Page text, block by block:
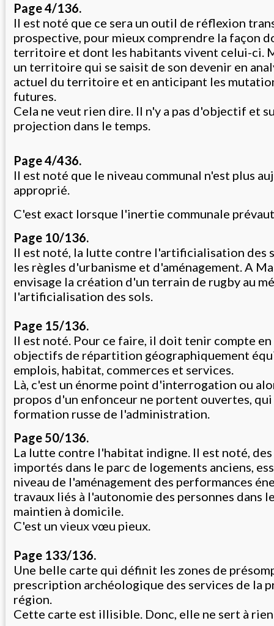
Page 4/136.
Il est noté que ce sera un outil de réflexion
prospective, pour mieux comprendre la façon
territoire et dont les habitants vivent celui-ci.
un territoire qui se saisit de son devenir en
actuel du territoire et en anticipant les
futures.
Cela ne veut rien dire. Il n'y a pas d'objectif et
projection dans le temps.
Page 4/436.
Il est noté que le niveau communal n'est plus
approprié.
C'est exact lorsque l'inertie communale
Page 10/136.
Il est noté, la lutte contre l'artificialisation des
les règles d'urbanisme et d'aménagement. A
envisage la création d'un terrain de rugby au
l'artificialisation des sols.
Page 15/136.
Il est noté. Pour ce faire, il doit tenir compte
objectifs de répartition géographiquement
emplois, habitat, commerces et services.
Là, c'est un énorme point d'interrogation ou
propos d'un enfonceur ne portent ouvertes, qui
formation russe de l'administration.
Page 50/136.
La lutte contre l'habitat indigne. Il est noté,
importés dans le parc de logements anciens,
niveau de l'aménagement des performances
travaux liés à l'autonomie des personnes dans
maintien à domicile.
C'est un vieux vœu pieux.
Page 133/136.
Une belle carte qui définit les zones de
prescription archéologique des services de la
région.
Cette carte est illisible. Donc, elle ne sert à